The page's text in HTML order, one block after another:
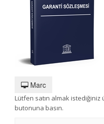
Marc
Lütfen satın almak
butonuna basın.